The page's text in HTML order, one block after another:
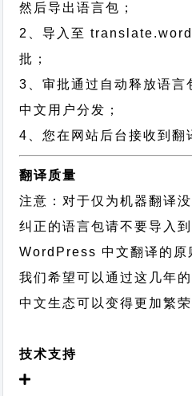
然后导出语言包；
2、导入至
批；
3、审批通过自动释放语
中文用户分发；
4、您在网站后台接收到翻
翻译质量
注意：对于仅为机器翻译
纠正的语言包请不要导入到
WordPress 中文翻译的原
我们希望可以通过这几年
中文生态可以变得更加繁荣
技术支持